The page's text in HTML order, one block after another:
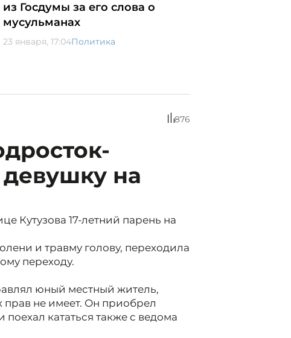
из Госдумы за его слова о
мусульманах
23 января, 17:04Политика
876
на
Кутузова 17-летний парень на
и травму голову, переходила
переходу.
юный местный житель,
прав не имеет. Он приобрел
кататься также с ведома